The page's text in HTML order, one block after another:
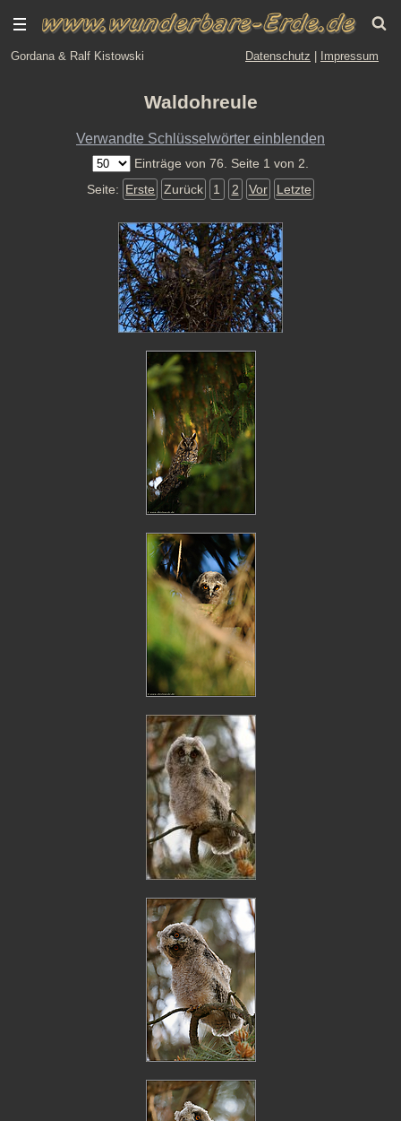
Gordana & Ralf Kistowski Datenschutz Impressum
Waldohreule
Verwandte Schlüsselwörter einblenden
Einträge von 76. Seite 1 von 2.
Seite: Erste Zurück 1 2 Vor Letzte